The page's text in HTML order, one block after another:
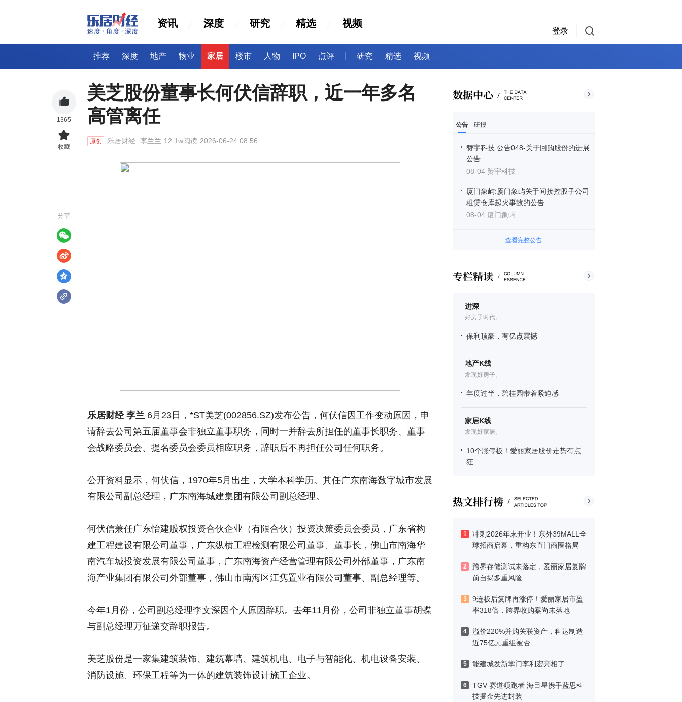
资讯 深度 研究 精选 视频
登录
推荐 深度 地产 物业 家居 楼市 人物 IPO 点评 研究 精选 视频
公告 研报
赞宇科技:公告048-关于回购股份的进展
公告
08-04 赞宇科技
厦门象屿:厦门象屿关于间接控股子公司
租赁仓库起火事故的公告
08-04 厦门象屿
查看完整公告
进深
好房子时代。
保利顶豪，有亿点震撼
地产K线
发现好房子。
年度过半，碧桂园带着紧迫感
家居K线
发现好家居。
10个涨停板！爱丽家居股价走势有点
狂
1
冲刺2026年末开业！东外39MALL全
球招商启幕，重构东直门商圈格局
2
跨界存储测试未落定，爱丽家居复牌
前自揭多重风险
3
9连板后复牌再涨停！爱丽家居市盈
率318倍，跨界收购案尚未落地
4
溢价220%并购关联资产，科达制造
近75亿元重组被否
5 能建城发新掌门李利宏亮相了
6
TGV 赛道领跑者 海目星携手蓝思科
技掘金先进封装
美芝股份董事长何伏信辞职，近一年多名
高管离任
原创 乐居财经 李兰兰 12.1w阅读 2026-06-24 08:56
乐居财经 李兰 6月23日，*ST美芝(002856.SZ)发布公告，何伏信因工作变动原因，申
请辞去公司第五届董事会非独立董事职务，同时一并辞去所担任的董事长职务、董事
会战略委员会、提名委员会委员相应职务，辞职后不再担任公司任何职务。
公开资料显示，何伏信，1970年5月出生，大学本科学历。其任广东南海数字城市发展
有限公司副总经理，广东南海城建集团有限公司副总经理。
何伏信兼任广东怡建股权投资合伙企业（有限合伙）投资决策委员会委员，广东省构
建工程建设有限公司董事，广东纵横工程检测有限公司董事、董事长，佛山市南海华
南汽车城投资发展有限公司董事，广东南海资产经营管理有限公司外部董事，广东南
海产业集团有限公司外部董事，佛山市南海区江隽置业有限公司董事、副总经理等。
今年1月份，公司副总经理李文深因个人原因辞职。去年11月份，公司非独立董事胡蝶
与副总经理万征递交辞职报告。
美芝股份是一家集建筑装饰、建筑幕墙、建筑机电、电子与智能化、机电设备安装、
消防设施、环保工程等为一体的建筑装饰设计施工企业。
1365
收藏
分享